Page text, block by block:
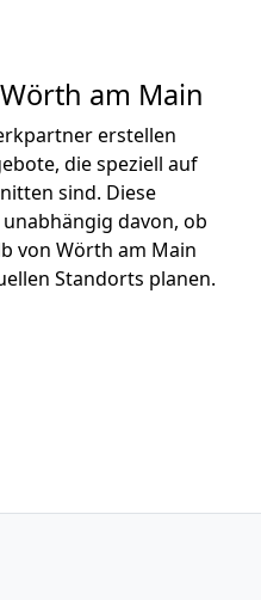
am Main
erstellen
die speziell auf
sind. Diese
davon, ob
von Wörth am Main
Standorts planen.